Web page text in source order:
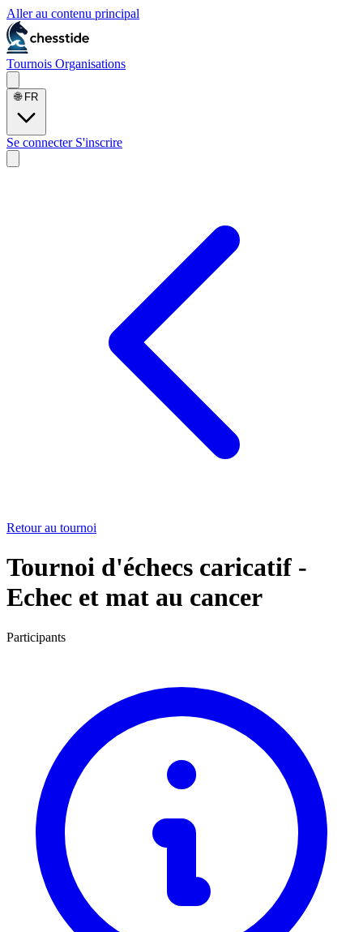
Aller au contenu principal
Tournois Organisations
🌐 FR
Se connecter S'inscrire
Retour au tournoi
Tournoi d'échecs caricatif -
Echec et mat au cancer
Participants